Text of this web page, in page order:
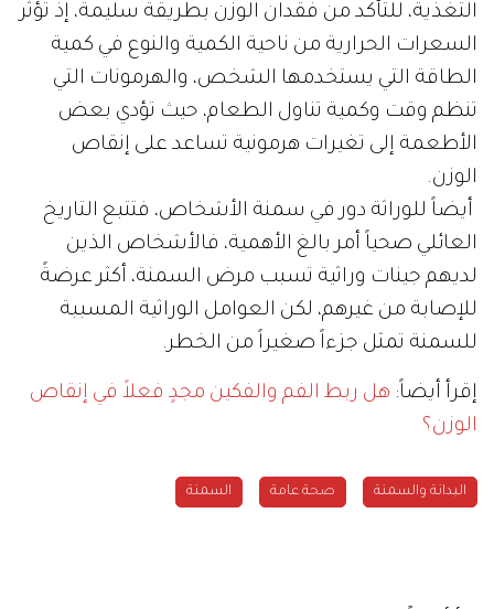
التغذية، للتأكد من فقدان الوزن بطريقة سليمة، إذ تؤثر
السعرات الحرارية من ناحية الكمية والنوع في كمية
الطاقة التي يستخدمها الشخص، والهرمونات التي
تنظم وقت وكمية تناول الطعام، حيث تؤدي بعض
الأطعمة إلى تغيرات هرمونية تساعد على إنقاص
الوزن.
أيضاً للوراثة دور في سمنة الأشخاص، فتتبع التاريخ
العائلي صحياً أمر بالغ الأهمية، فالأشخاص الذين
لديهم جينات وراثية تسبب مرض السمنة، أكثر عرضةً
للإصابة من غيرهم، لكن العوامل الوراثية المسببة
للسمنة تمثل جزءاً صغيراً من الخطر.
إقرأ أيضاً: هل ربط الفم والفكين مجدٍ فعلاً في إنقاص
الوزن؟
البدانة والسمنة صحة عامة السمنة